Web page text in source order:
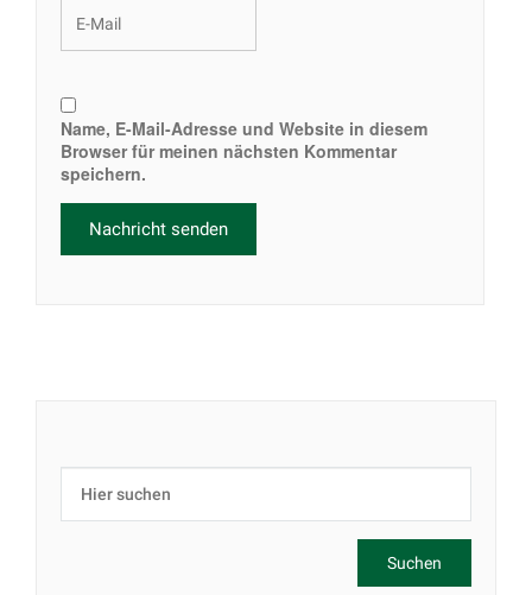
Name, E-Mail-Adresse und Website in diesem
Browser für meinen nächsten Kommentar
speichern.